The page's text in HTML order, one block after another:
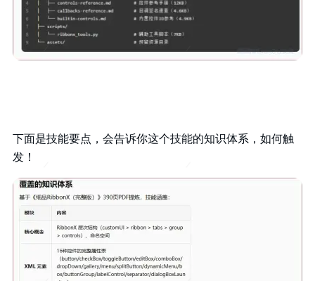
下面是技能要点，会告诉你这个技能的知识体系，如何触
发！